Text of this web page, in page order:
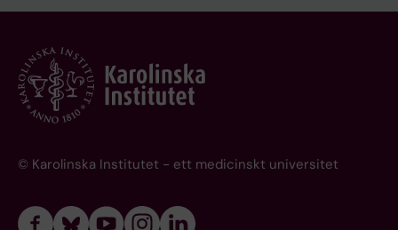
© Karolinska Institutet - ett medicinskt universitet